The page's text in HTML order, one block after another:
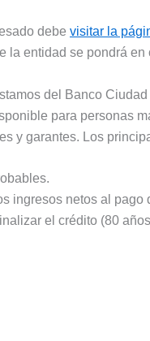
debe visitar la
la entidad se pondrá en
del Banco Ciudad
para personas
y garantes. Los
ingresos netos al pago
el crédito (80